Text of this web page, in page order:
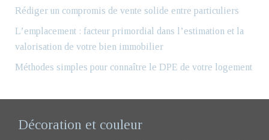
Rédiger un compromis de vente solide entre particuliers
L’emplacement : facteur primordial dans l’estimation et la
valorisation de votre bien immobilier
Méthodes simples pour connaître le DPE de votre logement
Décoration et couleur